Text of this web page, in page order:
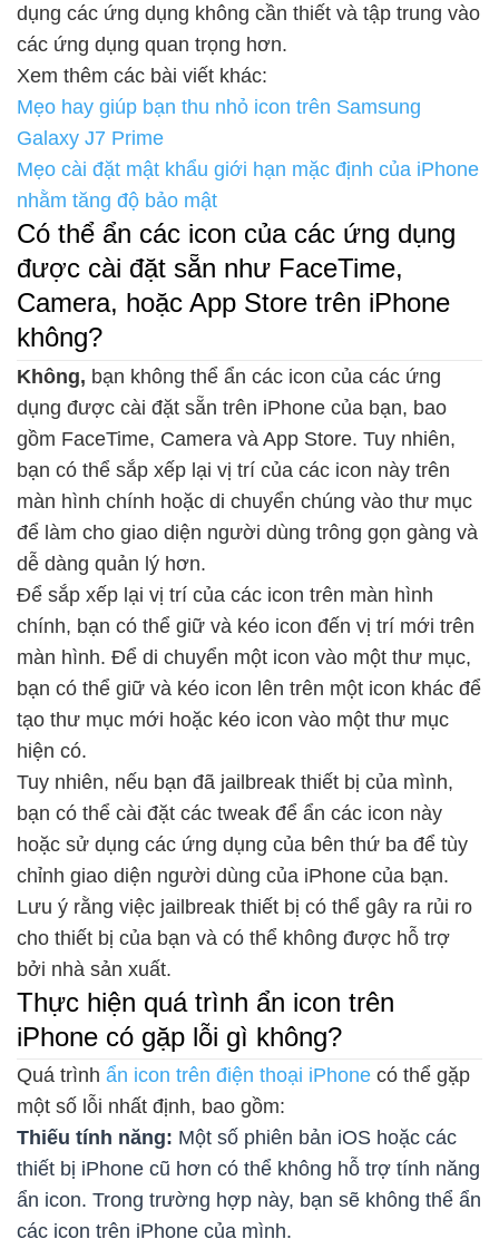
dụng các ứng dụng không cần thiết và tập trung vào
các ứng dụng quan trọng hơn.
Xem thêm các bài viết khác:
Mẹo hay giúp bạn thu nhỏ icon trên Samsung
Galaxy J7 Prime
Mẹo cài đặt mật khẩu giới hạn mặc định của iPhone
nhằm tăng độ bảo mật
Có thể ẩn các icon của các ứng dụng
được cài đặt sẵn như FaceTime,
Camera, hoặc App Store trên iPhone
không?
Không, bạn không thể ẩn các icon của các ứng
dụng được cài đặt sẵn trên iPhone của bạn, bao
gồm FaceTime, Camera và App Store. Tuy nhiên,
bạn có thể sắp xếp lại vị trí của các icon này trên
màn hình chính hoặc di chuyển chúng vào thư mục
để làm cho giao diện người dùng trông gọn gàng và
dễ dàng quản lý hơn.
Để sắp xếp lại vị trí của các icon trên màn hình
chính, bạn có thể giữ và kéo icon đến vị trí mới trên
màn hình. Để di chuyển một icon vào một thư mục,
bạn có thể giữ và kéo icon lên trên một icon khác để
tạo thư mục mới hoặc kéo icon vào một thư mục
hiện có.
Tuy nhiên, nếu bạn đã jailbreak thiết bị của mình,
bạn có thể cài đặt các tweak để ẩn các icon này
hoặc sử dụng các ứng dụng của bên thứ ba để tùy
chỉnh giao diện người dùng của iPhone của bạn.
Lưu ý rằng việc jailbreak thiết bị có thể gây ra rủi ro
cho thiết bị của bạn và có thể không được hỗ trợ
bởi nhà sản xuất.
Thực hiện quá trình ẩn icon trên
iPhone có gặp lỗi gì không?
Quá trình ẩn icon trên điện thoại iPhone có thể gặp
một số lỗi nhất định, bao gồm:
Thiếu tính năng: Một số phiên bản iOS hoặc các
thiết bị iPhone cũ hơn có thể không hỗ trợ tính năng
ẩn icon. Trong trường hợp này, bạn sẽ không thể ẩn
các icon trên iPhone của mình.